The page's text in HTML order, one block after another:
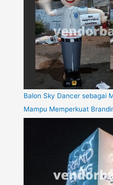
Balon Sky Dancer sebagai
Mampu Memperkuat